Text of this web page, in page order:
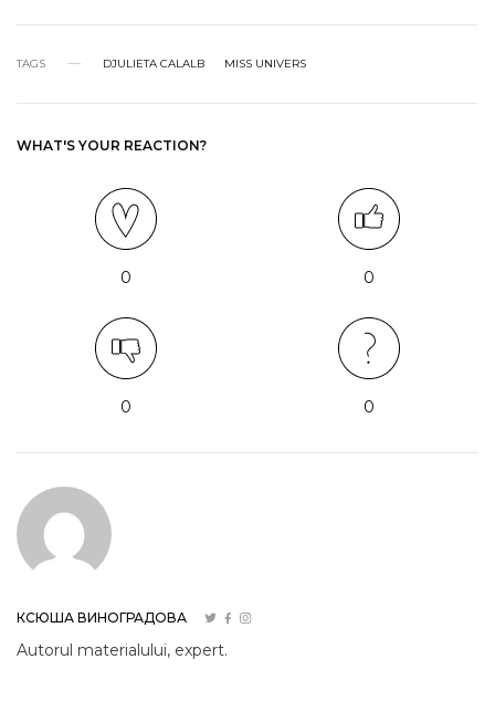
TAGS DJULIETA CALALB MISS UNIVERS
WHAT'S YOUR REACTION?
0 0
0 0
КСЮША ВИНОГРАДОВА
Autorul materialului, expert.